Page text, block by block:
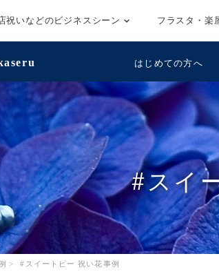
祝いなどのビジネスシーン フラスタ・楽
はじめての方へ
#スイ
> #スイートピー 祝い花事例